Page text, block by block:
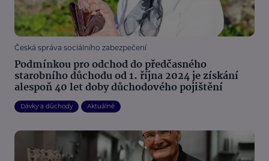
Česká správa sociálního zabezpečení
Podmínkou pro odchod do předčasného
starobního důchodu od 1. října 2024 je získání
alespoň 40 let doby důchodového pojištění
Dávky a důchody Aktuálně